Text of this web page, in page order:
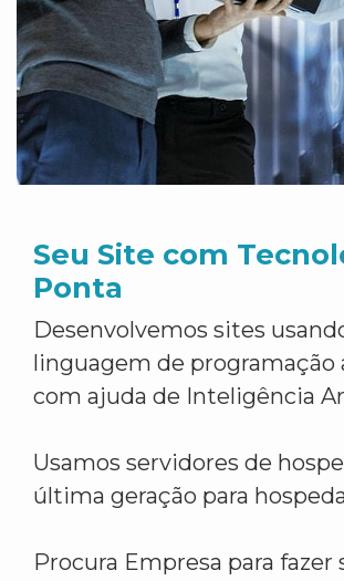
Seu Site com
Ponta
Desenvolvemos sites
linguagem de programação
com ajuda de Inteligência
Usamos servidores de
última geração para
Procura Empresa para fazer